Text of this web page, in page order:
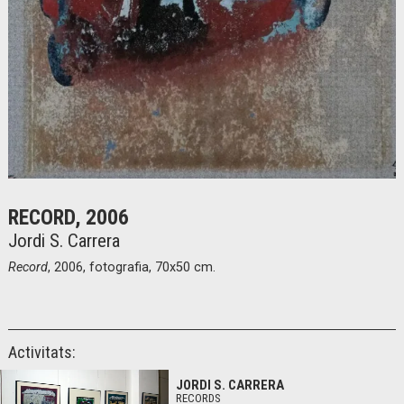
RECORD, 2006
Jordi S. Carrera
Record, 2006, fotografia, 70x50 cm.
Activitats:
JORDI S. CARRERA
RECORDS